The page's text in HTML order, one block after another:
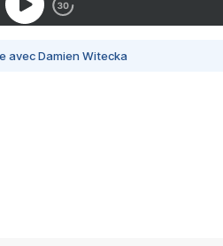
avec Damien Witecka